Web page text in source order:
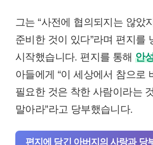
그는 “사전에 협의되지는 않았
준비한 것이 있다”라며 편지를
시작했습니다. 편지를 통해 안
아들에게 “이 세상에서 참으로
필요한 것은 착한 사람이라는
말아라”라고 당부했습니다.
편지에 담긴 아버지의 사랑과 당